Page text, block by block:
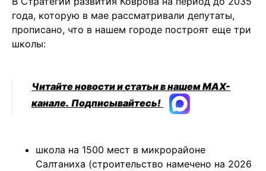
года, которую в мае рассматривали депутаты,
прописано, что в нашем городе построят еще три
школы:
Читайте новости и статьи в нашем MAX-
канале. Подписывайтесь!
школа на 1500 мест в микрорайоне
Салтаниха (строительство намечено на 2026